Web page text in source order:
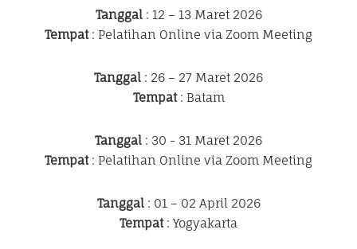
Tanggal: 12 – 13 Maret 2026
Tempat: Pelatihan Online via Zoom Meeting
Tanggal : 26 – 27 Maret 2026
Tempat: Batam
Tanggal : 30 - 31 Maret 2026
Tempat: Pelatihan Online via Zoom Meeting
Tanggal: 01 – 02 April 2026
Tempat: Yogyakarta